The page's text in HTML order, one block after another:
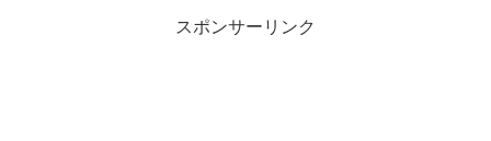
スポンサーリンク